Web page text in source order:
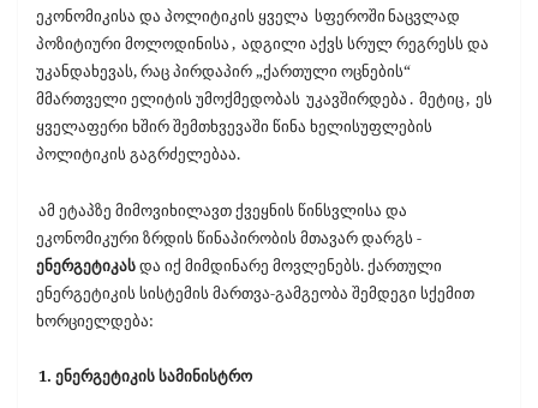
ეკონომიკისა და პოლიტიკის ყველა სფეროშინაცვლად
პოზიტიური მოლოდინისა, ადგილი აქვს სრულ რეგრესს და
უკანდახევას, რაც პირდაპირ „ქართული ოცნების“
მმართველი ელიტის უმოქმედობას უკავშირდება . მეტიც, ეს
ყველაფერი ხშირ შემთხვევაში წინა ხელისუფლების
პოლიტიკის გაგრძელებაა.
ამ ეტაპზე მიმოვიხილავთ ქვეყნის წინსვლისა და
ეკონომიკური ზრდის წინაპირობის მთავარ დარგს -
ენერგეტიკასდა იქ მიმდინარე მოვლენებს. ქართული
ენერგეტიკის სისტემის მართვა-გამგეობა შემდეგი სქემით
ხორციელდება:
1. ენერგეტიკის სამინისტრო